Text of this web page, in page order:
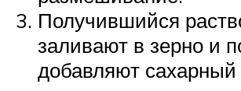
Получившийся
заливают в зерно и
добавляют сахарный